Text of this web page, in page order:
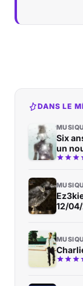
DANS LE
Six
un
12/